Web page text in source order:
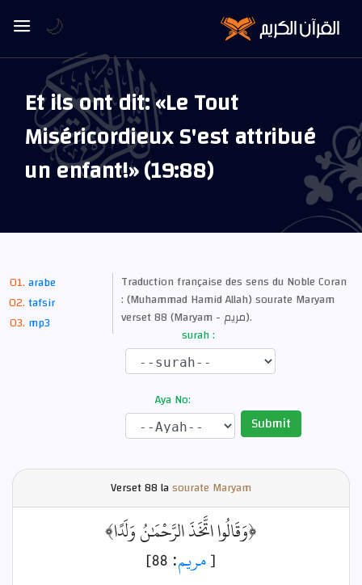
Et ils ont dit: «Le Tout
Miséricordieux S'est attribué
un enfant!» (19:88)
arabe
tafsir
mp3
Traduction française des sens du Noble Coran
: (Muhammad Hamid Allah) sourate Maryam
verset 88 (Maryam - مريم).
surah :
Aya No:
Submit
Verset88 lasourate Maryam
﴿وَقَالُوا اتَّخَذَ الرَّحْمَٰنُ وَلَدًا﴾
[مريم: 88]
🌙